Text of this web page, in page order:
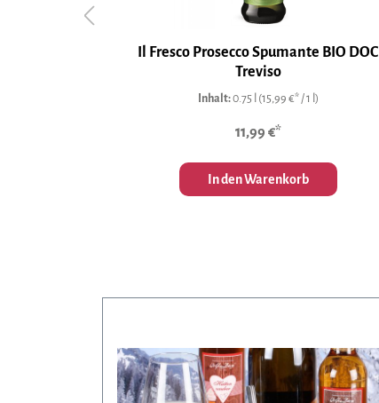
Il Fresco Prosecco Spumante BIO DOC
Treviso
Inhalt:0.75 l (15,99 €* / 1 l)
11,99 €*
In den Warenkorb